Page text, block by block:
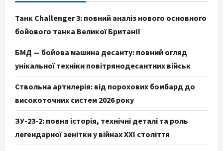
Танк Challenger 3: повний аналіз нового основного
бойового танка Великої Британії
БМД — бойова машина десанту: повний огляд
унікальної техніки повітрянодесантних військ
Ствольна артилерія: від порохових бомбард до
високоточних систем 2026 року
ЗУ-23-2: повна історія, технічні деталі та роль
легендарної зенітки у війнах XXI століття